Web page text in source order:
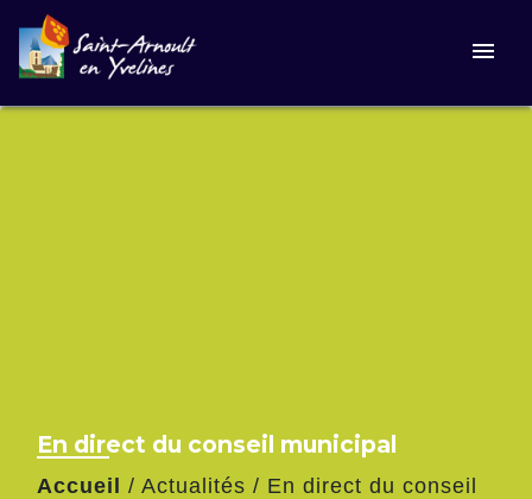
menu
En direct du conseil municipal
Accueil / Actualités / En direct du conseil